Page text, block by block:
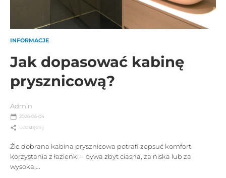
INFORMACJE
Jak dopasować kabinę
prysznicową?
Admin
2026-05-04
Udostępnij
Źle dobrana kabina prysznicowa potrafi zepsuć komfort
korzystania z łazienki – bywa zbyt ciasna, za niska lub za
wysoka,...